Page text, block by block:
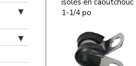
isolés en caoutchouc
1-1/4 po